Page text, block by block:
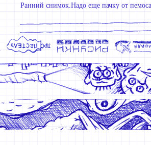
Ранний снимок.Надо еще пачку от